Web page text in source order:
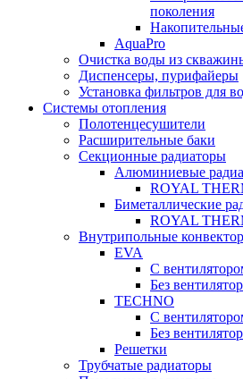
поколения
AquaPro
Очистка воды из
Диспенсеры, пурифайеры
Установка фильтров для
Системы отопления
Полотенцесушители
Расширительные баки
Секционные радиаторы
Алюминиевые
ROYAL
Биметаллические
ROYAL
Внутрипольные
EVA
С
Без
TECHNO
С
Без
Решетки
Трубчатые радиаторы